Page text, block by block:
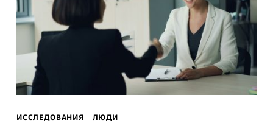
ИССЛЕДОВАНИЯ ЛЮДИ